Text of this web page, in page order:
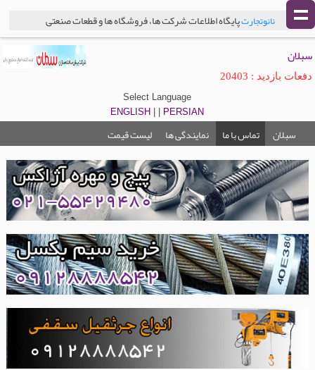
نانوتجارتپایگاه اطلاعات شرکت ها، فروشگاه ها و قطعات صنعتی
سبلان
دفعات بازدید : 20403
Select Language
ENGLISH
PERSIAN
سبلان تماس با ما نمایندگی ها لیست قیمت